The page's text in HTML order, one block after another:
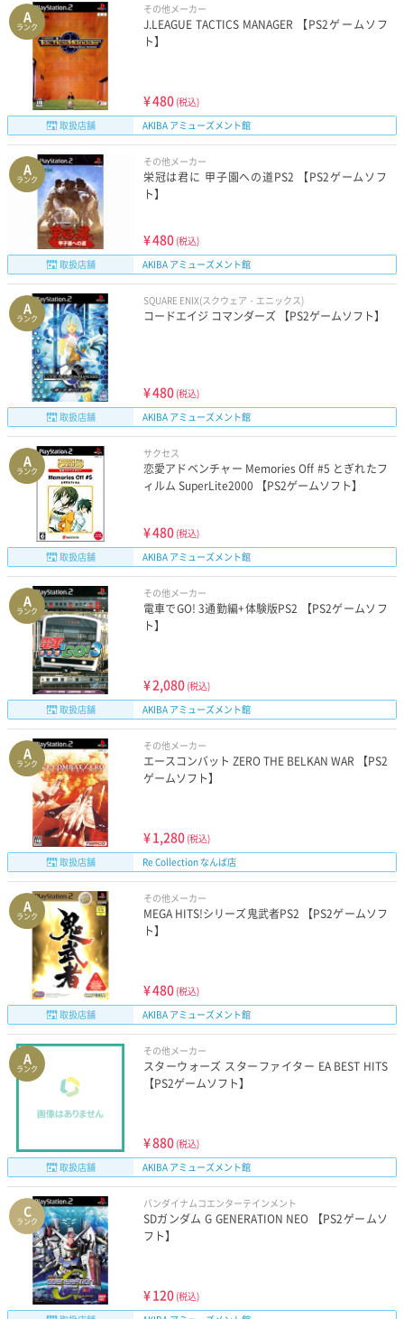
A
ランク
その他メーカー
J.LEAGUE TACTICS MANAGER 【PS2ゲームソフ
ト】
¥480 (税込)
取扱店舗
AKIBA アミューズメント館
A
ランク
その他メーカー
栄冠は君に 甲子園への道PS2 【PS2ゲームソフ
ト】
¥480 (税込)
取扱店舗
AKIBA アミューズメント館
A
ランク
SQUARE ENIX(スクウェア・エニックス)
コードエイジ コマンダーズ 【PS2ゲームソフト】
¥480 (税込)
取扱店舗
AKIBA アミューズメント館
A
ランク
サクセス
恋愛アドベンチャー Memories Off #5 とぎれたフ
ィルム SuperLite2000 【PS2ゲームソフト】
¥480 (税込)
取扱店舗
AKIBA アミューズメント館
A
ランク
その他メーカー
電車でGO! 3通勤編+体験版PS2 【PS2ゲームソフ
ト】
¥2,080 (税込)
取扱店舗
AKIBA アミューズメント館
A
ランク
その他メーカー
エースコンバット ZERO THE BELKAN WAR 【PS2
ゲームソフト】
¥1,280 (税込)
取扱店舗
Re Collection なんば店
A
ランク
その他メーカー
MEGA HITS!シリーズ鬼武者PS2 【PS2ゲームソフ
ト】
¥480 (税込)
取扱店舗
AKIBA アミューズメント館
A
ランク
その他メーカー
スターウォーズ スターファイター EA BEST HITS
【PS2ゲームソフト】
¥880 (税込)
取扱店舗
AKIBA アミューズメント館
C
ランク
バンダイナムコエンターテインメント
SDガンダム G GENERATION NEO 【PS2ゲームソ
フト】
¥120 (税込)